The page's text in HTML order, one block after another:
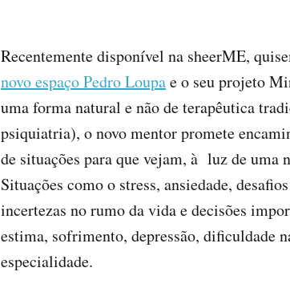
Recentemente disponível na sheerME,
novo espaço Pedro Loupae o seu projeto
uma forma natural e não de terapêutica
psiquiatria), o novo mentor promete
de situações para que vejam, à luz de uma
Situações como o stress, ansiedade,
incertezas no rumo da vida e decisões
estima, sofrimento, depressão, dificuldade
especialidade.